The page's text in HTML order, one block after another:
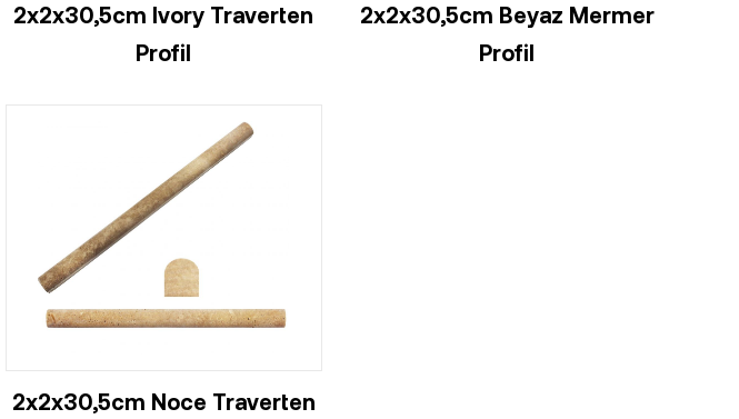
2x2x30,5cm Ivory Traverten
Profil
2x2x30,5cm Beyaz Mermer
Profil
2x2x30,5cm Noce Traverten